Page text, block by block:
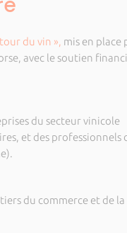
du vin », mis en place
avec le soutien
du secteur vinicole
et des professionnels
du commerce et de la